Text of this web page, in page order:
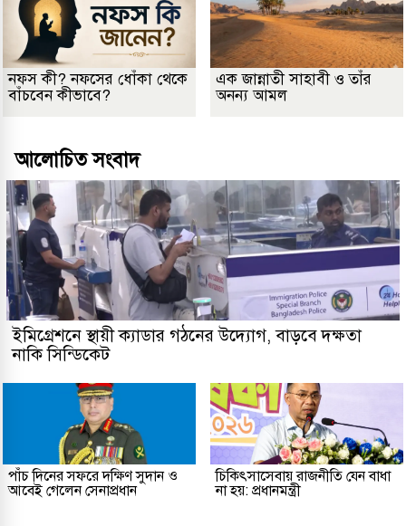
নফস কী? নফসের ধোঁকা থেকে
বাঁচবেন কীভাবে?
এক জান্নাতী সাহাবী ও তাঁর
অনন্য আমল
আলোচিত সংবাদ
ইমিগ্রেশনে স্থায়ী ক্যাডার গঠনের উদ্যোগ, বাড়বে দক্ষতা
নাকি সিন্ডিকেট
পাঁচ দিনের সফরে দক্ষিণ সুদান ও
আবেই গেলেন সেনাপ্রধান
চিকিৎসাসেবায় রাজনীতি যেন বাধা
না হয়: প্রধানমন্ত্রী